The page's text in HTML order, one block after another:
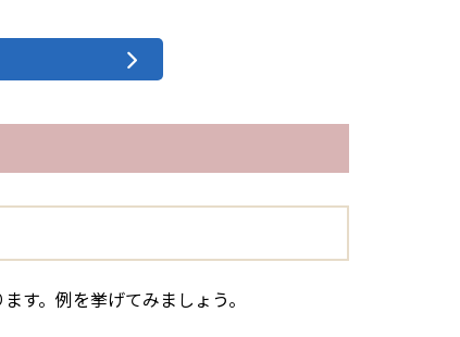
す。例を挙げてみましょう。